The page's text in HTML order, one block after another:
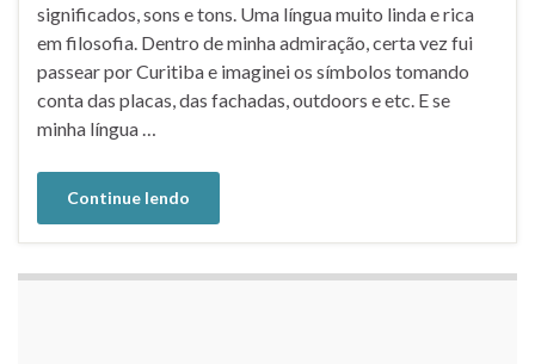
significados, sons e tons. Uma língua muito linda e rica
em filosofia. Dentro de minha admiração, certa vez fui
passear por Curitiba e imaginei os símbolos tomando
conta das placas, das fachadas, outdoors e etc. E se
minha língua …
Continue lendo